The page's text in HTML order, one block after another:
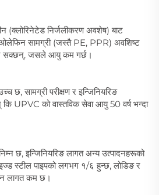
(क्लोरिनेटेड निर्जलीकरण अवशेष) बाट
सामग्री (जस्तै PE, PPR) अवशिष्ट
सक्छन्, जसले आयु कम गर्छ।
छ, सामग्री परीक्षण र इन्जिनियरिङ
UPVC को वास्तविक सेवा आयु 50 वर्ष भन्दा
छ, इन्जिनियरिङ लागत अन्य उत्पादनहरूको
स्टील पाइपको लगभग १/६ हुन्छ, लोडिङ र
लागत कम छ।